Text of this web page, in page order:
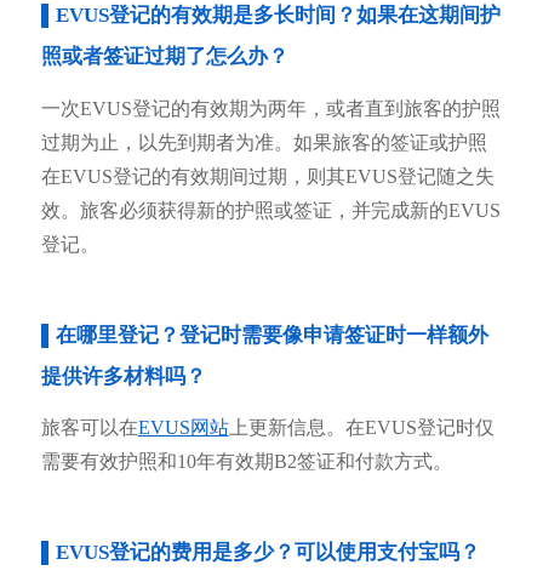
▌EVUS登记的有效期是多长时间？如果在这期间护
照或者签证过期了怎么办？
一次EVUS登记的有效期为两年，或者直到旅客的护照
过期为止，以先到期者为准。如果旅客的签证或护照
在EVUS登记的有效期间过期，则其EVUS登记随之失
效。旅客必须获得新的护照或签证，并完成新的EVUS
登记。
▌在哪里登记？登记时需要像申请签证时一样额外
提供许多材料吗？
旅客可以在EVUS网站上更新信息。在EVUS登记时仅
需要有效护照和10年有效期B2签证和付款方式。
▌EVUS登记的费用是多少？可以使用支付宝吗？